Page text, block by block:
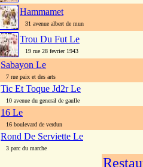
Hammamet
31 avenue albert de mun
Trou Du Fut Le
19 rue 28 fevrier 1943
Sabayon Le
7 rue paix et des arts
Tic Et Toque Jd2r Le
10 avenue du general de gaulle
16 Le
16 boulevard de verdun
Rond De Serviette Le
3 parc du marche